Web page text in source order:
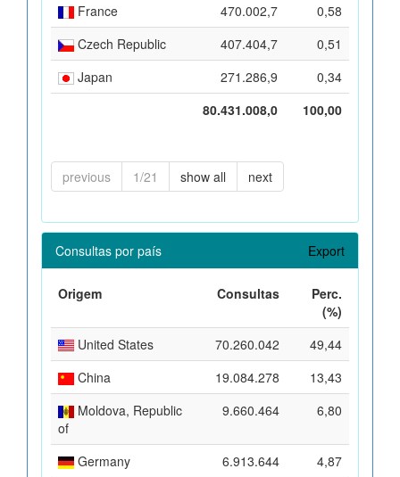
France
470.002,7
0,58
Czech Republic
407.404,7
0,51
Japan
271.286,9
0,34
80.431.008,0
100,00
previous 1/21 show all next
Consultas por país Export
Origem Consultas
Perc.
(%)
United States
70.260.042
49,44
China
19.084.278
13,43
Moldova, Republic
of
9.660.464 6,80
Germany 6.913.644
4,87